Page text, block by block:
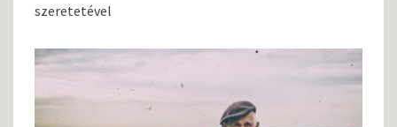
szeretetével